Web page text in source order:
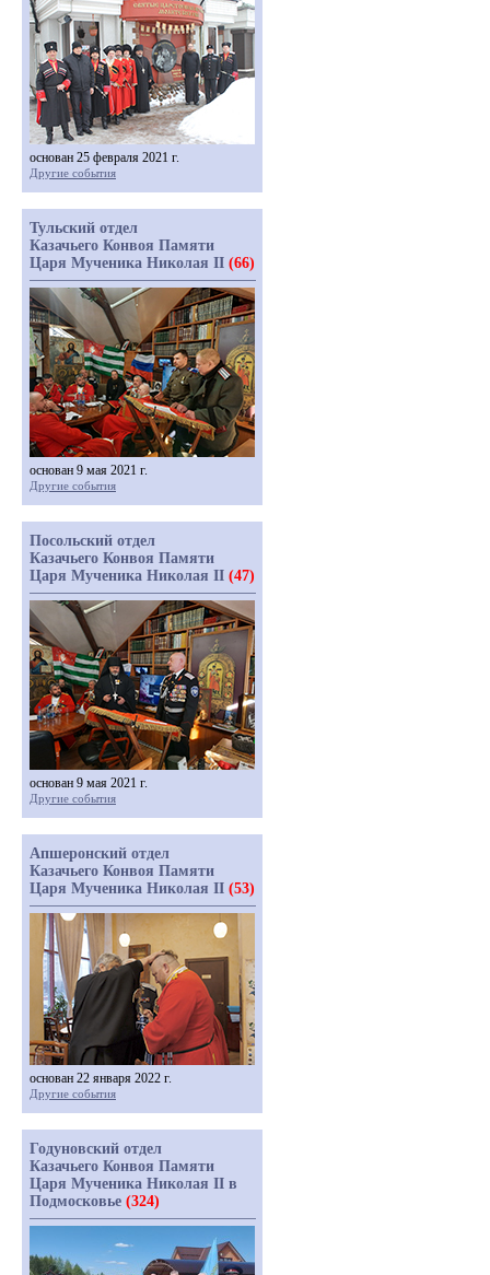
основан 25 февраля 2021 г.
Другие события
Тульский отдел
Казачьего Конвоя Памяти
Царя Мученика Николая II (66)
основан 9 мая 2021 г.
Другие события
Посольский отдел
Казачьего Конвоя Памяти
Царя Мученика Николая II (47)
основан 9 мая 2021 г.
Другие события
Апшеронский отдел
Казачьего Конвоя Памяти
Царя Мученика Николая II (53)
основан 22 января 2022 г.
Другие события
Годуновский отдел
Казачьего Конвоя Памяти
Царя Мученика Николая II в
Подмосковье (324)